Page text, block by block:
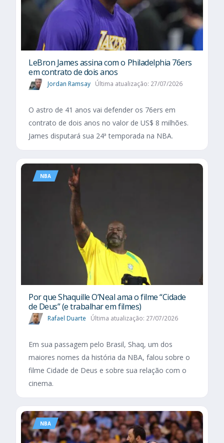
LeBron James assina com o Philadelphia 76ers
em contrato de dois anos
Jordan Ramsay Última atualização: 27/07/2026
O astro de 41 anos vai defender os 76ers em
contrato de dois anos no valor de US$ 8 milhões.
James disputará sua 24ª temporada na NBA.
NBA
Por que Shaquille O’Neal ama o filme “Cidade
de Deus” (e trabalhar em filmes)
Rafael Duarte Última atualização: 27/07/2026
Em sua passagem pelo Brasil, Shaq, um dos
maiores nomes da história da NBA, falou sobre o
filme Cidade de Deus e sobre sua relação com o
cinema.
NBA